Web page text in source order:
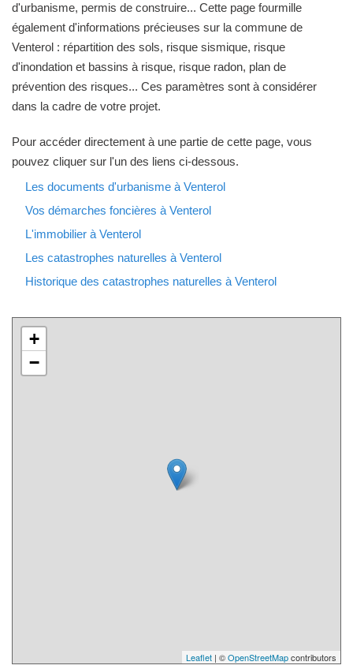
d'urbanisme, permis de construire... Cette page fourmille
également d'informations précieuses sur la commune de
Venterol : répartition des sols, risque sismique, risque
d'inondation et bassins à risque, risque radon, plan de
prévention des risques... Ces paramètres sont à considérer
dans la cadre de votre projet.
Pour accéder directement à une partie de cette page, vous
pouvez cliquer sur l'un des liens ci-dessous.
Les documents d'urbanisme à Venterol
Vos démarches foncières à Venterol
L'immobilier à Venterol
Les catastrophes naturelles à Venterol
Historique des catastrophes naturelles à Venterol
+
−
Leaflet | ©OpenStreetMapcontributors